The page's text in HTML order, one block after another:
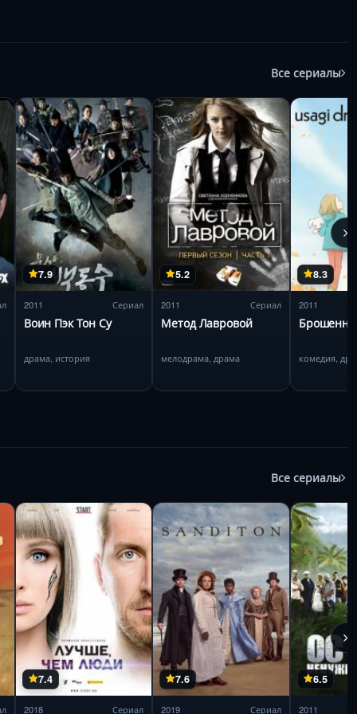
Все сериалы
7.9
2011 Сериал
Воин Пэк Тон Су
драма, история
5.2
2011 Сериал
Метод Лавровой
мелодрама, драма
8.3
2011
комедия,
Все сериалы
7.4
2018 Сериал
7.6
2019 Сериал
6.5
2011